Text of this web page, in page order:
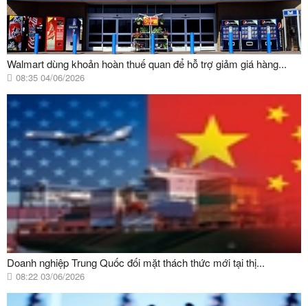
Walmart dùng khoản hoàn thuế quan để hỗ trợ giảm giá hàng...
08:35 04/06/2026
Doanh nghiệp Trung Quốc đối mặt thách thức mới tại thị...
08:22 03/06/2026